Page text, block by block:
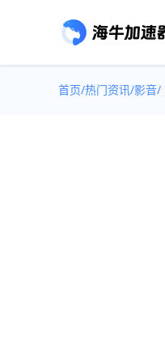
首页/热门资讯/影音/